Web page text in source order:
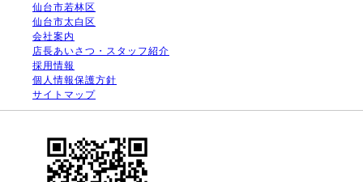
仙台市若林区
仙台市太白区
会社案内
店長あいさつ・スタッフ紹介
採用情報
個人情報保護方針
サイトマップ